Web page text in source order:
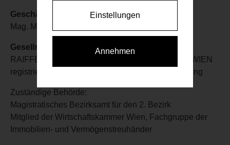
Geschäftsführer
Mag. Marion Weinberger-Fritz | Mag. Julia Denk
Gesellschafter
RAIFFEISEN-HOLDING NIEDERÖSTERREICH-WIEN
registrierte Genossenschaft mit beschränkter Haftung
Zuständige Behörde:
Magistratisches Bezirksamt für den 2. Bezirk
Mitglied der Wirtschaftskammer Wien, Fachgruppe der
Immobilien- und Vermögenstreuhänder
Einstellungen
Annehmen